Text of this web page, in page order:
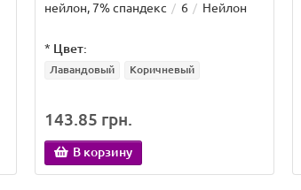
нейлон, 7% спандекс
6 Нейлон
* Цвет:
Лавандовый Коричневый
143.85 грн.
В корзину